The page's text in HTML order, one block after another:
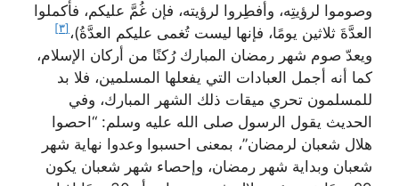
وصوموا لرؤيتِه، وأفطِروا لرؤيته، فإن غُمَّ عليكم، فأكملوا
العدَّةَ ثلاثين يومًا، فإنها ليست تُغمى عليكم العدَّةُ)، [٣]
ويعدّ صوم شهر رمضان المبارك رُكنًا من أركان الإسلام،
كما أنه أجمل العبادات التي يفعلها المسلمين، فلا بد
للمسلمون تحري ميقات ذلك الشهر المبارك، وفي
الحديث يقول الرسول صلى الله عليه وسلم: “احصوا
هلال شعبان لرمضان”، بمعنى احسبوا وعدوا نهاية شهر
شعبان وبداية شهر رمضان، وإحصاء شهر شعبان يكون